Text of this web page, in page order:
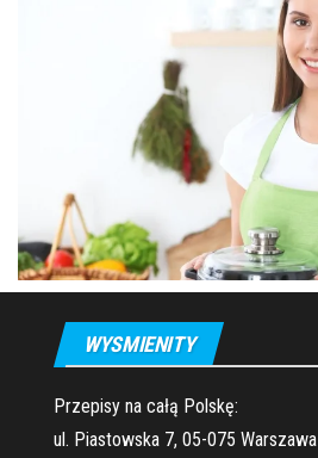
WYSMIENITY
Przepisy na całą Polskę:
ul. Piastowska 7, 05-075 Warszawa